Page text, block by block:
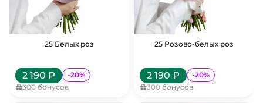
25 Белых роз
2 190 ₽ -20%
300 бонусов
25 Розово-белых роз
2 190 ₽ -20%
300 бонусов